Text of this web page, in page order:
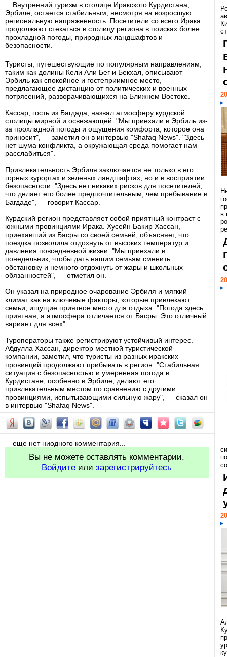
Внутренний туризм в столице Иракского Курдистана,
Эрбиле, остается стабильным, несмотря на возросшую
региональную напряженность. Посетители со всего Ирака
продолжают стекаться в столицу региона в поисках более
прохладной погоды, природных ландшафтов и
безопасности.
Туристы, путешествующие по популярным направлениям,
таким как долины Кели Али Бег и Бекхал, описывают
Эрбиль как спокойное и гостеприимное место,
предлагающее дистанцию ​​от политических и военных
потрясений, разворачивающихся на Ближнем Востоке.
Кассар, гость из Багдада, назвал атмосферу курдской
столицы мирной и освежающей. "Мы приехали в Эрбиль из-
за прохладной погоды и ощущения комфорта, которое она
приносит", — заметил он в интервью "Shafaq News". "Здесь
нет шума конфликта, а окружающая среда помогает нам
расслабиться".
Привлекательность Эрбиля заключается не только в его
горных курортах и ​​зеленых ландшафтах, но и в восприятии
безопасности. "Здесь нет никаких рисков для посетителей,
что делает его более предпочтительным, чем пребывание в
Багдаде", — говорит Кассар.
Курдский регион представляет собой приятный контраст с
южными провинциями Ирака. Хусейн Бакир Хассан,
приехавший из Басры со своей семьей, объясняет, что
поездка позволила отдохнуть от высоких температур и
давления повседневной жизни. "Мы приехали в
понедельник, чтобы дать нашим семьям сменить
обстановку и немного отдохнуть от жары и школьных
обязанностей", — отметил он.
Он указал на природное очарование Эрбиля и мягкий
климат как на ключевые факторы, которые привлекают
семьи, ищущие приятное место для отдыха. "Погода здесь
приятная, а атмосфера отличается от Басры. Это отличный
вариант для всех".
Туроператоры также регистрируют устойчивый интерес.
Абдулла Хассан, директор местной туристической
компании, заметил, что туристы из разных иракских
провинций продолжают прибывать в регион. "Стабильная
ситуация с безопасностью и умеренная погода в
Курдистане, особенно в Эрбиле, делают его
привлекательным местом по сравнению с другими
провинциями, испытывающими сильную жару", — сказал он
в интервью "Shafaq News".
еще нет ниодного комментария...
Вы не можете оставлять комментарии.
Войдите илизарегистрируйтесь
в